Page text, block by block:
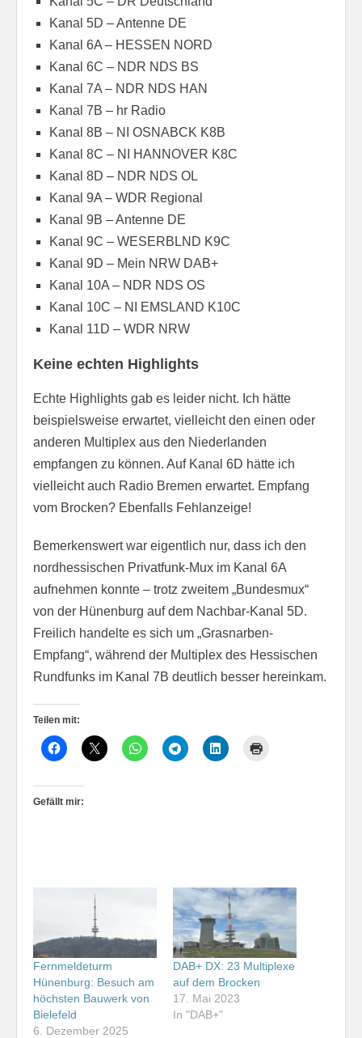
Kanal 5D – Antenne DE
Kanal 6A – HESSEN NORD
Kanal 6C – NDR NDS BS
Kanal 7A – NDR NDS HAN
Kanal 7B – hr Radio
Kanal 8B – NI OSNABCK K8B
Kanal 8C – NI HANNOVER K8C
Kanal 8D – NDR NDS OL
Kanal 9A – WDR Regional
Kanal 9B – Antenne DE
Kanal 9C – WESERBLND K9C
Kanal 9D – Mein NRW DAB+
Kanal 10A – NDR NDS OS
Kanal 10C – NI EMSLAND K10C
Kanal 11D – WDR NRW
Keine echten Highlights
Echte Highlights gab es leider nicht. Ich hätte
beispielsweise erwartet, vielleicht den einen oder
anderen Multiplex aus den Niederlanden
empfangen zu können. Auf Kanal 6D hätte ich
vielleicht auch Radio Bremen erwartet. Empfang
vom Brocken? Ebenfalls Fehlanzeige!
Bemerkenswert war eigentlich nur, dass ich den
nordhessischen Privatfunk-Mux im Kanal 6A
aufnehmen konnte – trotz zweitem „Bundesmux“
von der Hünenburg auf dem Nachbar-Kanal 5D.
Freilich handelte es sich um „Grasnarben-
Empfang“, während der Multiplex des Hessischen
Rundfunks im Kanal 7B deutlich besser hereinkam.
Teilen mit:
Gefällt mir:
Fernmeldeturm
Hünenburg: Besuch am
höchsten Bauwerk von
Bielefeld
6. Dezember 2025
DAB+ DX: 23 Multiplexe
auf dem Brocken
17. Mai 2023
In "DAB+"